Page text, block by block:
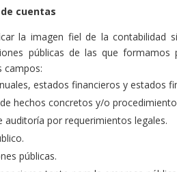
cuentas
la imagen fiel de la contabilidad
públicas de las que
campos:
estados financieros y estados
hechos concretos y/o
auditoría por requerimientos legales.
públicas.